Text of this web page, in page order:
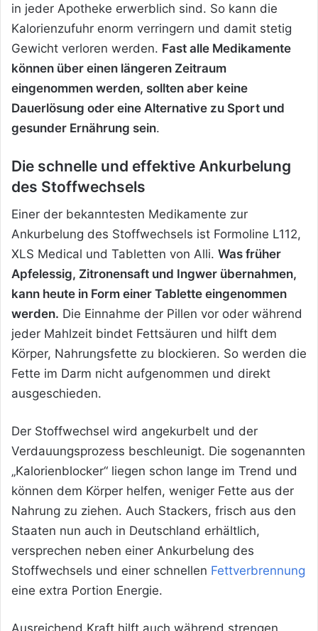
in jeder Apotheke erwerblich sind. So kann die
Kalorienzufuhr enorm verringern und damit stetig
Gewicht verloren werden. Fast alle Medikamente
können über einen längeren Zeitraum
eingenommen werden, sollten aber keine
Dauerlösung oder eine Alternative zu Sport und
gesunder Ernährung sein.
Die schnelle und effektive Ankurbelung
des Stoffwechsels
Einer der bekanntesten Medikamente zur
Ankurbelung des Stoffwechsels ist Formoline L112,
XLS Medical und Tabletten von Alli. Was früher
Apfelessig, Zitronensaft und Ingwer übernahmen,
kann heute in Form einer Tablette eingenommen
werden. Die Einnahme der Pillen vor oder während
jeder Mahlzeit bindet Fettsäuren und hilft dem
Körper, Nahrungsfette zu blockieren. So werden die
Fette im Darm nicht aufgenommen und direkt
ausgeschieden.
Der Stoffwechsel wird angekurbelt und der
Verdauungsprozess beschleunigt. Die sogenannten
„Kalorienblocker“ liegen schon lange im Trend und
können dem Körper helfen, weniger Fette aus der
Nahrung zu ziehen. Auch Stackers, frisch aus den
Staaten nun auch in Deutschland erhältlich,
versprechen neben einer Ankurbelung des
Stoffwechsels und einer schnellen Fettverbrennung
eine extra Portion Energie.